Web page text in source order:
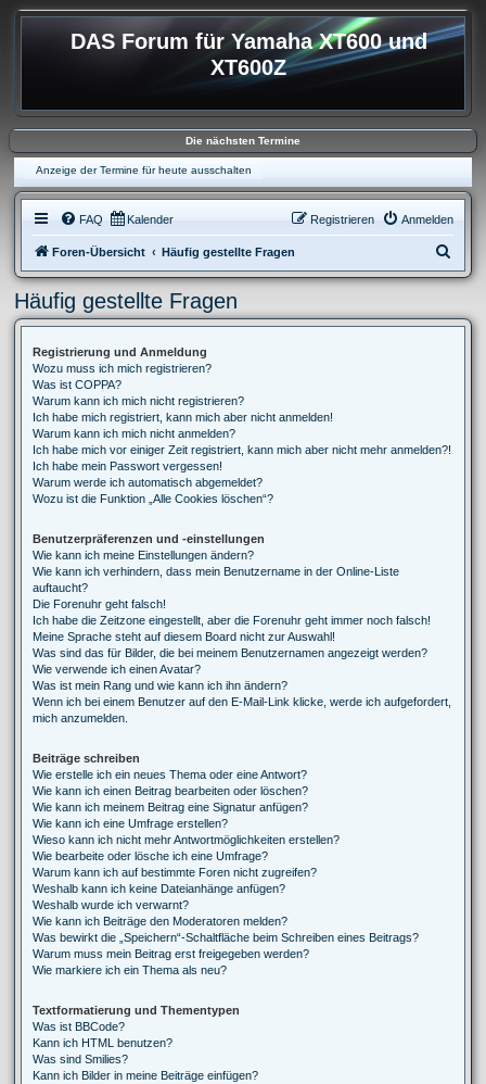
DAS Forum für Yamaha XT600 und
XT600Z
Die nächsten Termine
Anzeige der Termine für heute ausschalten
FAQ Kalender Anmelden
Registrieren
Foren-Übersicht Häufig gestellte Fragen
u
h
Häufig gestellte Fragen
Registrierung und Anmeldung
Wozu muss ich mich registrieren?
Was ist COPPA?
Warum kann ich mich nicht registrieren?
Ich habe mich registriert, kann mich aber nicht anmelden!
Warum kann ich mich nicht anmelden?
Ich habe mich vor einiger Zeit registriert, kann mich aber nicht mehr anmelden?!
Ich habe mein Passwort vergessen!
Warum werde ich automatisch abgemeldet?
Wozu ist die Funktion „Alle Cookies löschen“?
Benutzerpräferenzen und -einstellungen
Wie kann ich meine Einstellungen ändern?
Wie kann ich verhindern, dass mein Benutzername in der Online-Liste
auftaucht?
Die Forenuhr geht falsch!
Ich habe die Zeitzone eingestellt, aber die Forenuhr geht immer noch falsch!
Meine Sprache steht auf diesem Board nicht zur Auswahl!
Was sind das für Bilder, die bei meinem Benutzernamen angezeigt werden?
Wie verwende ich einen Avatar?
Was ist mein Rang und wie kann ich ihn ändern?
Wenn ich bei einem Benutzer auf den E-Mail-Link klicke, werde ich aufgefordert,
mich anzumelden.
Beiträge schreiben
Wie erstelle ich ein neues Thema oder eine Antwort?
Wie kann ich einen Beitrag bearbeiten oder löschen?
Wie kann ich meinem Beitrag eine Signatur anfügen?
Wie kann ich eine Umfrage erstellen?
Wieso kann ich nicht mehr Antwortmöglichkeiten erstellen?
Wie bearbeite oder lösche ich eine Umfrage?
Warum kann ich auf bestimmte Foren nicht zugreifen?
Weshalb kann ich keine Dateianhänge anfügen?
Weshalb wurde ich verwarnt?
Wie kann ich Beiträge den Moderatoren melden?
Was bewirkt die „Speichern“-Schaltfläche beim Schreiben eines Beitrags?
Warum muss mein Beitrag erst freigegeben werden?
Wie markiere ich ein Thema als neu?
Textformatierung und Thementypen
Was ist BBCode?
Kann ich HTML benutzen?
Was sind Smilies?
Kann ich Bilder in meine Beiträge einfügen?